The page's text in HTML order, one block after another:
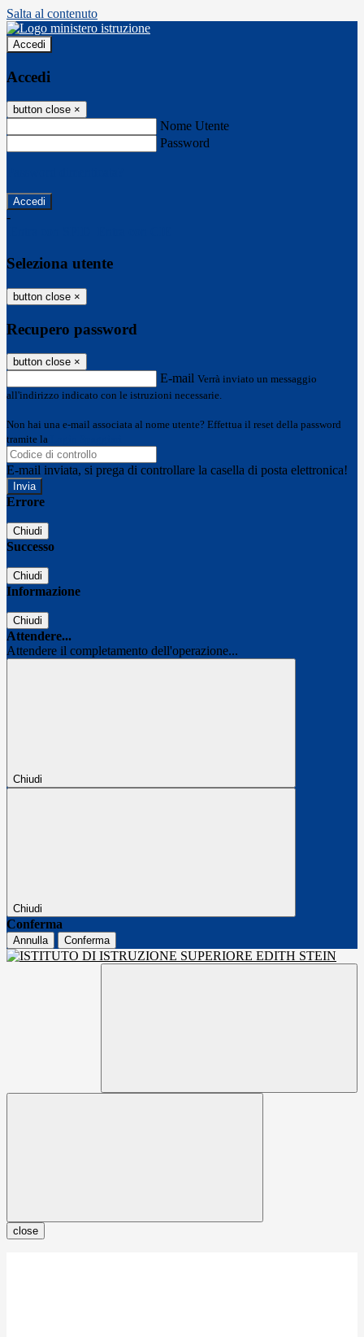
Salta al contenuto
Accedi
Accedi
button close ×
Nome Utente
Password
-
Seleziona utente
button close ×
Recupero password
button close ×
E-mail Verrà inviato un messaggio
all'indirizzo indicato con le istruzioni necessarie.
Non hai una e-mail associata al nome utente? Effettua il reset della password
tramite la
E-mail inviata, si prega di controllare la casella di posta elettronica!
Errore
Chiudi
Successo
Chiudi
Informazione
Chiudi
Attendere...
Attendere il completamento dell'operazione...
Chiudi
Chiudi
Conferma
Annulla Conferma
close